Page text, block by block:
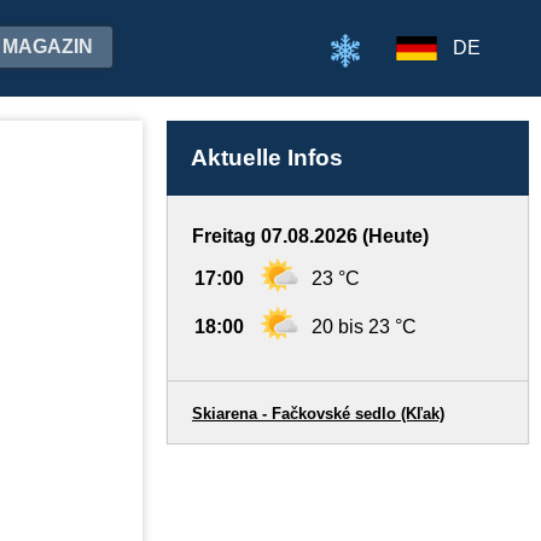
MAGAZIN DE
Aktuelle Infos
Freitag 07.08.2026 (Heute)
17:00 23 °C
18:00 20 bis 23 °C
Skiarena - Fačkovské sedlo (Kľak)